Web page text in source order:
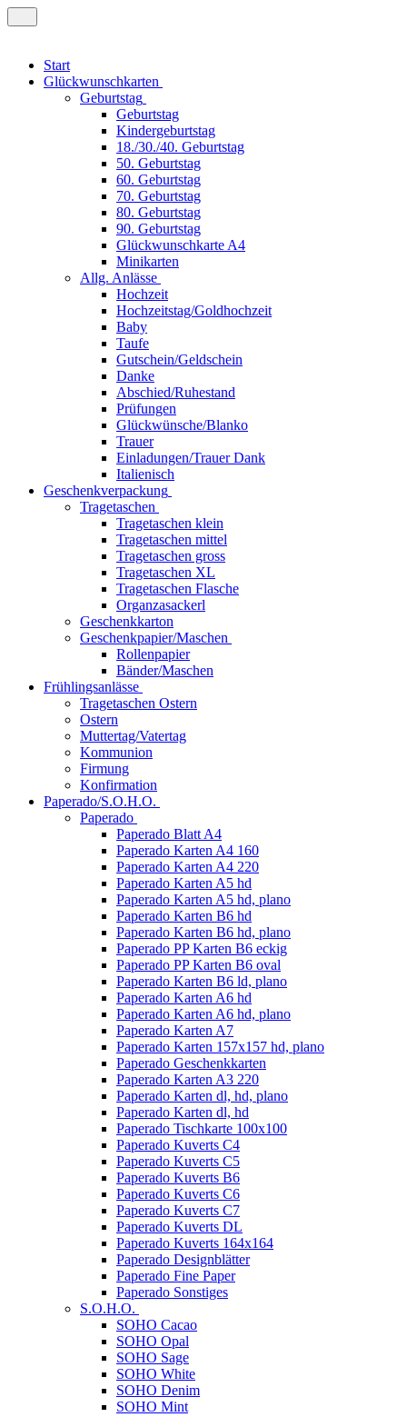
Start
Glückwunschkarten
Geburtstag
Geburtstag
Kindergeburtstag
18./30./40. Geburtstag
50. Geburtstag
60. Geburtstag
70. Geburtstag
80. Geburtstag
90. Geburtstag
Glückwunschkarte A4
Minikarten
Allg. Anlässe
Hochzeit
Hochzeitstag/Goldhochzeit
Baby
Taufe
Gutschein/Geldschein
Danke
Abschied/Ruhestand
Prüfungen
Glückwünsche/Blanko
Trauer
Einladungen/Trauer Dank
Italienisch
Geschenkverpackung
Tragetaschen
Tragetaschen klein
Tragetaschen mittel
Tragetaschen gross
Tragetaschen XL
Tragetaschen Flasche
Organzasackerl
Geschenkkarton
Geschenkpapier/Maschen
Rollenpapier
Bänder/Maschen
Frühlingsanlässe
Tragetaschen Ostern
Ostern
Muttertag/Vatertag
Kommunion
Firmung
Konfirmation
Paperado/S.O.H.O.
Paperado
Paperado Blatt A4
Paperado Karten A4 160
Paperado Karten A4 220
Paperado Karten A5 hd
Paperado Karten A5 hd, plano
Paperado Karten B6 hd
Paperado Karten B6 hd, plano
Paperado PP Karten B6 eckig
Paperado PP Karten B6 oval
Paperado Karten B6 ld, plano
Paperado Karten A6 hd
Paperado Karten A6 hd, plano
Paperado Karten A7
Paperado Karten 157x157 hd, plano
Paperado Geschenkkarten
Paperado Karten A3 220
Paperado Karten dl, hd, plano
Paperado Karten dl, hd
Paperado Tischkarte 100x100
Paperado Kuverts C4
Paperado Kuverts C5
Paperado Kuverts B6
Paperado Kuverts C6
Paperado Kuverts C7
Paperado Kuverts DL
Paperado Kuverts 164x164
Paperado Designblätter
Paperado Fine Paper
Paperado Sonstiges
S.O.H.O.
SOHO Cacao
SOHO Opal
SOHO Sage
SOHO White
SOHO Denim
SOHO Mint